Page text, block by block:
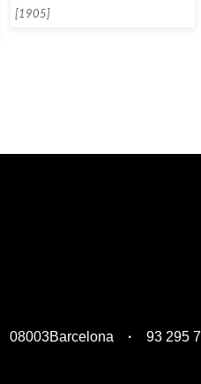
[1905]
08003Barcelona 93 295